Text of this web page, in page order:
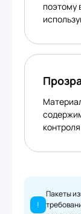
поэтому
!
Пакеты